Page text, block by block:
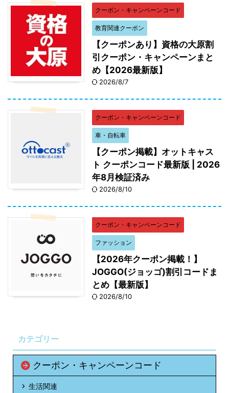
クーポン・キャンペーンコード
教育関連クーポン
【クーポンあり】資格の大原割
引クーポン・キャンペーンまと
め【2026最新版】
2026/8/7
クーポン・キャンペーンコード
車・自転車
【クーポン掲載】オットキャス
ト クーポンコード最新版 | 2026
年8月検証済み
2026/8/10
クーポン・キャンペーンコード
ファッション
【2026年クーポン掲載！】
JOGGO(ジョッゴ)割引コードま
とめ【最新版】
2026/8/10
カテゴリー
クーポン・キャンペーンコード
生活関連